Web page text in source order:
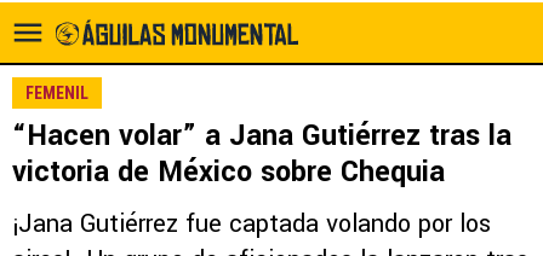
FEMENIL
“Hacen volar” a Jana Gutiérrez tras la
victoria de México sobre Chequia
¡Jana Gutiérrez fue captada volando por los